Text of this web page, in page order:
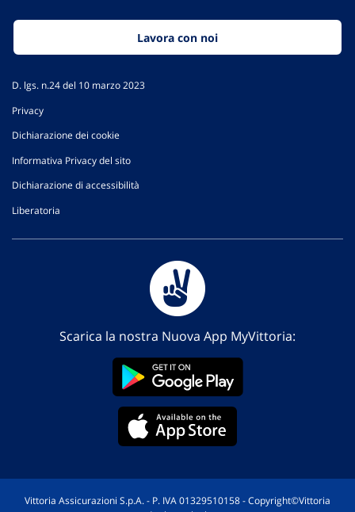
Lavora con noi
D. lgs. n.24 del 10 marzo 2023
Privacy
Dichiarazione dei cookie
Informativa Privacy del sito
Dichiarazione di accessibilità
Liberatoria
Scarica la nostra Nuova App MyVittoria:
Vittoria Assicurazioni S.p.A. - P. IVA 01329510158 - Copyright©Vittoria